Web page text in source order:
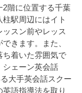
2階に位置する千葉
駅周辺にはイト
スン前やレッス
きます。また、
ち着いた雰囲気で
シェーン英会話
大手英会話スクー
語指導法を取り